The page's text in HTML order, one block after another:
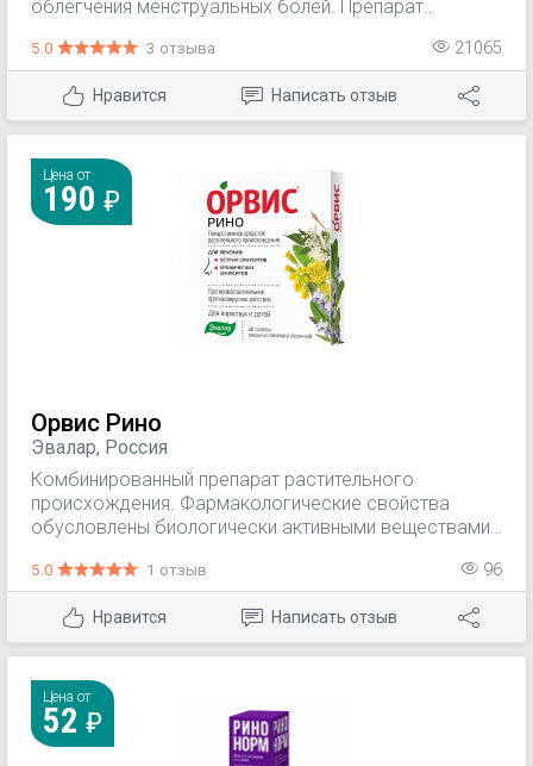
облегчения менструальных болей. Препарат
профилактики возникновения выраженного
болевого синдрома за 1-3 дня до менструации
Нексемезин используется для симптоматической
терапии (для уменьшения боли, воспаления) и на
влияет.
5.0 3 отзыва 21065
Нравится Написать отзыв
Цена от
190
Орвис Рино
Эвалар, Россия
Комбинированный препарат растительного
происхождения. Фармакологические свойства
обусловлены биологически активными веществами,
секретолитическое, секретомоторное,
противовоспалительное, противоотечное,
умеренное антибактериальное, противовирусное
действие. Способствует оттоку экссудата из
путей, предупреждая развитие осложнений.
5.0 1 отзыв 96
Нравится Написать отзыв
Цена от
52